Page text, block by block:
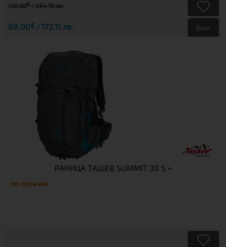
120.00€ 234.70 лв.
88.00€ 172.11 лв. Виж
РАНИЦА ТАШЕВ SUMMIT 30 S +
по поръчка